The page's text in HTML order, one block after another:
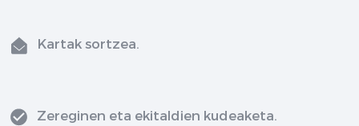
Kartak sortzea.
Zereginen eta ekitaldien kudeaketa.